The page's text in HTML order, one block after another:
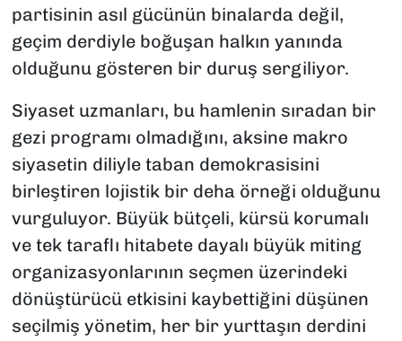
partisinin asıl gücünün binalarda değil,
geçim derdiyle boğuşan halkın yanında
olduğunu gösteren bir duruş sergiliyor.
Siyaset uzmanları, bu hamlenin sıradan bir
gezi programı olmadığını, aksine makro
siyasetin diliyle taban demokrasisini
birleştiren lojistik bir deha örneği olduğunu
vurguluyor. Büyük bütçeli, kürsü korumalı
ve tek taraflı hitabete dayalı büyük miting
organizasyonlarının seçmen üzerindeki
dönüştürücü etkisini kaybettiğini düşünen
seçilmiş yönetim, her bir yurttaşın derdini